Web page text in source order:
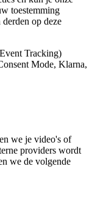
toestemming
op deze
Tracking)
Mode, Klarna,
we je video's of
providers wordt
we de volgende